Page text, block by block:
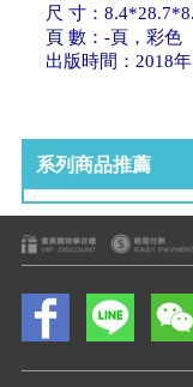
尺 寸：
頁 數：-頁，彩色
出版時間：2018年
系列商品推薦